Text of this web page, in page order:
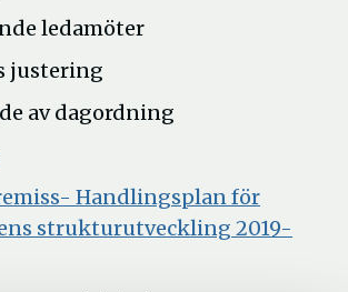
ledamöter
justering
av dagordning
Handlingsplan för
strukturutveckling 2019-